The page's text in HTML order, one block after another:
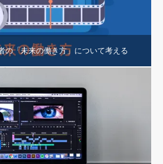
の「未来の働き方」について考える